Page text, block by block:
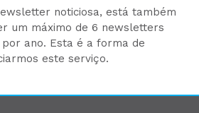
noticiosa, está também
um máximo de 6 newsletters
ano. Esta é a forma de
este serviço.